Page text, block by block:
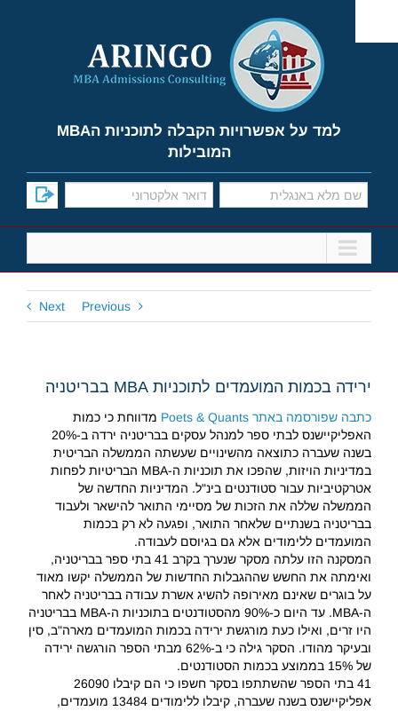
content
למד על אפשרויות הקבלה לתוכניות הMBA
המובילות
Previous
Next
ירידה בכמות המועמדים לתוכניות MBA בבריטניה
כתבה שפורסמה באתר Poets & Quants
מדווחת כי כמות
האפליקיישנס לבתי ספר למנהל עסקים בבריטניה ירדה ב-20%
בשנה שעברה כתוצאה מהשינויים שעשתה הממשלה הבריטית
במדיניות הויזות, שהפכו את תוכניות ה-MBA הבריטיות לפחות
אטרקטיביות עבור סטודנטים בינ"ל. המדיניות החדשה של
הממשלה שללה את הזכות של מסיימי התואר להישאר ולעבוד
בבריטניה בשנתיים שלאחר התואר, ופגעה לא רק בכמות
המועמדים ללימודים אלא גם בגיוסם לעבודה.
המסקנה הזו עלתה מסקר שנערך בקרב 41 בתי ספר בבריטניה,
ואימתה את החשש שההגבלות החדשות של הממשלה יקשו מאוד
על בוגרים שאינם מאירופה להשיג אשרת עבודה בבריטניה לאחר
ה-MBA. עד היום כ-90% מהסטודנטים בתוכניות ה-MBA בבריטניה
היו זרים, ואילו כעת מורגשת ירידה בכמות המועמדים מארה"ב, סין
ובעיקר מהודו. הסקר גילה כי ב-62% מבתי הספר הורגשה ירידה
של 15% בממוצע בכמות הסטודנטים.
41 בתי הספר שהשתתפו בסקר חשפו כי הם קיבלו 26090
אפליקיישנס בשנה שעברה, קיבלו ללימודים 13484 מועמדים,